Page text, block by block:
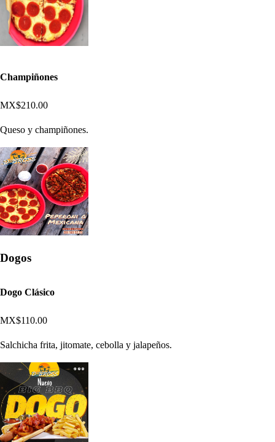
Champiñones
MX$210.00
Queso y champiñones.
Dogos
Dogo Clásico
MX$110.00
Salchicha frita, jitomate, cebolla y jalapeños.